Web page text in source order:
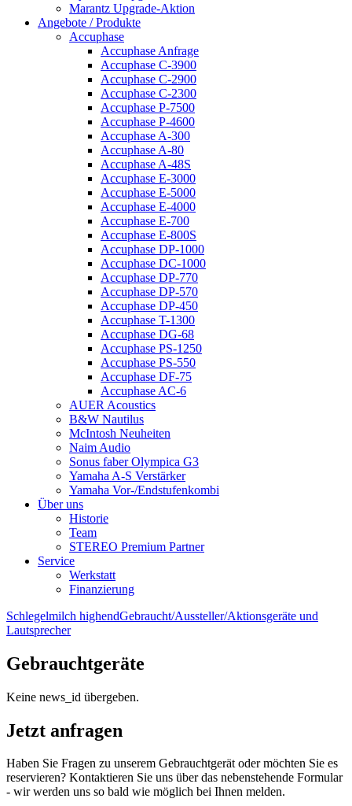
Marantz Upgrade-Aktion
Angebote / Produkte
Accuphase
Accuphase Anfrage
Accuphase C-3900
Accuphase C-2900
Accuphase C-2300
Accuphase P-7500
Accuphase P-4600
Accuphase A-300
Accuphase A-80
Accuphase A-48S
Accuphase E-3000
Accuphase E-5000
Accuphase E-4000
Accuphase E-700
Accuphase E-800S
Accuphase DP-1000
Accuphase DC-1000
Accuphase DP-770
Accuphase DP-570
Accuphase DP-450
Accuphase T-1300
Accuphase DG-68
Accuphase PS-1250
Accuphase PS-550
Accuphase DF-75
Accuphase AC-6
AUER Acoustics
B&W Nautilus
McIntosh Neuheiten
Naim Audio
Sonus faber Olympica G3
Yamaha A-S Verstärker
Yamaha Vor-/Endstufenkombi
Über uns
Historie
Team
STEREO Premium Partner
Service
Werkstatt
Finanzierung
Schlegelmilch highendGebraucht/Aussteller/Aktionsgeräte und
Lautsprecher
Gebrauchtgeräte
Keine news_id übergeben.
Jetzt anfragen
Haben Sie Fragen zu unserem Gebrauchtgerät oder möchten Sie es
reservieren? Kontaktieren Sie uns über das nebenstehende Formular
- wir werden uns so bald wie möglich bei Ihnen melden.